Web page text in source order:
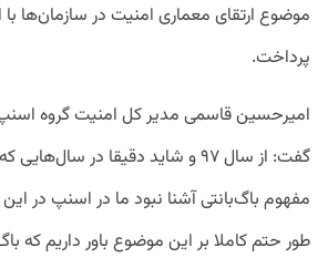
موضوع ارتقای معماری امنیت در سازمان‌ها با
پرداخت.
امیرحسین قاسمی مدیر کل امنیت گروه اسنپ
گفت: از سال ۹۷ و شاید دقیقا در
مفهوم باگ‌بانتی آشنا نبود ما در اسنپ در این
طور حتم کاملا بر این موضوع باور داریم که